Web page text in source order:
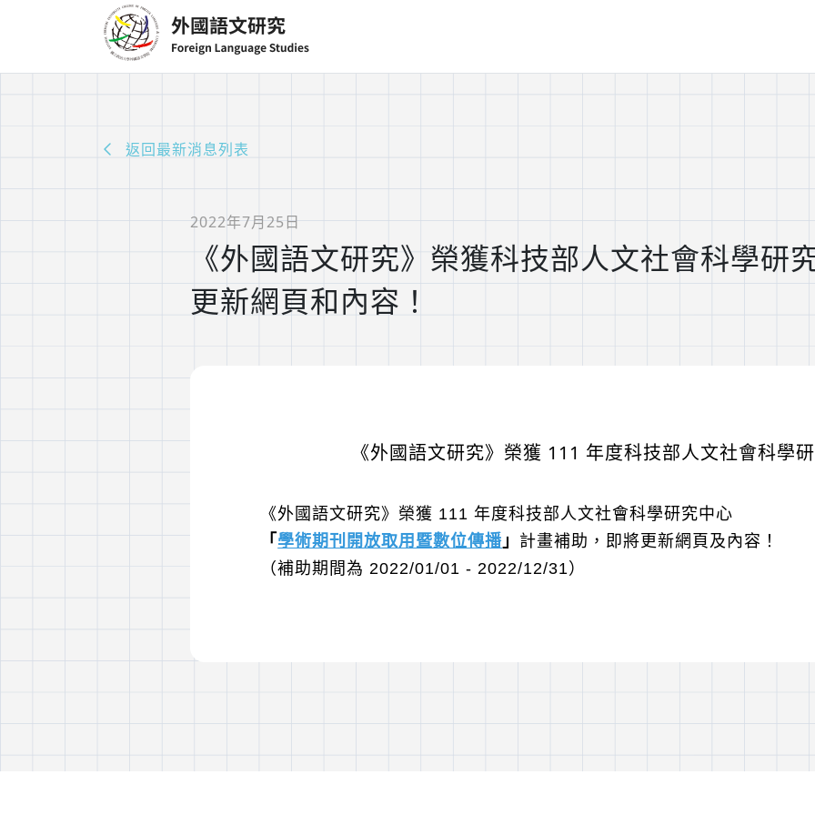
返回最新消息列表
2022年7月25日
《外國語文研究》榮獲科技部人文社會科學研
更新網頁和內容！
《外國語文研究》榮獲 111 年度科技部人文社會科學
《外國語文研究》榮獲 111 年度科技部人文社會科學研究中心
「 學術期刊開放取用暨數位傳播 」 計畫補助，即將更新網頁及內容！
（補助期間為 2022/01/01 - 2022/12/31）